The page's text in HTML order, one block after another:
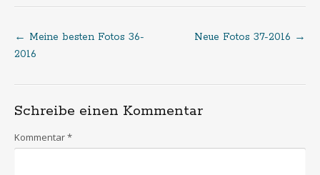
Post
navigation
← Meine besten Fotos 36-
2016
Neue Fotos 37-2016 →
Schreibe einen Kommentar
Kommentar*